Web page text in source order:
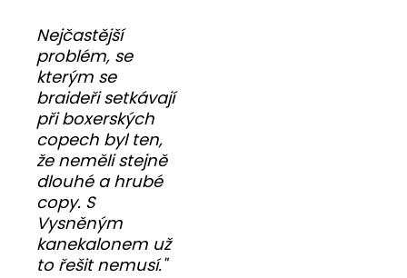
Nejčastější
problém, se
kterým se
braideři setkávají
při boxerských
copech byl ten,
že neměli stejně
dlouhé a hrubé
copy. S
Vysněným
kanekalonem už
to řešit nemusí."